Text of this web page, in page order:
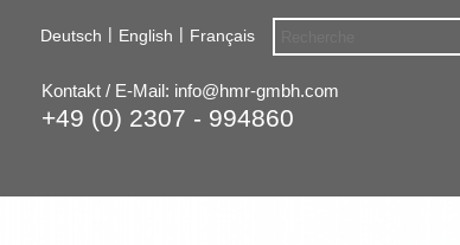
Deutsch | English | Français
Kontakt / E-Mail: info@hmr-gmbh.com
+49 (0) 2307 - 994860